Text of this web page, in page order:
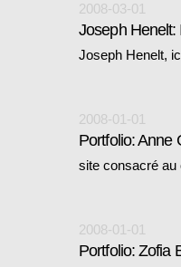
2008-03-01
Joseph
Joseph Henelt,
2008-01-01
Portfolio: Anne
site consacré au
2008-01-01
Portfolio: Zofia